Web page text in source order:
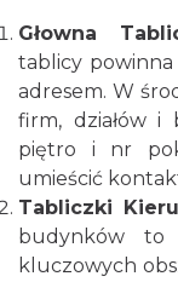
Głowna
tablicy
adresem. W
firm, działów i
piętro i nr
umieścić
Tabliczki
budynków to
kluczowych